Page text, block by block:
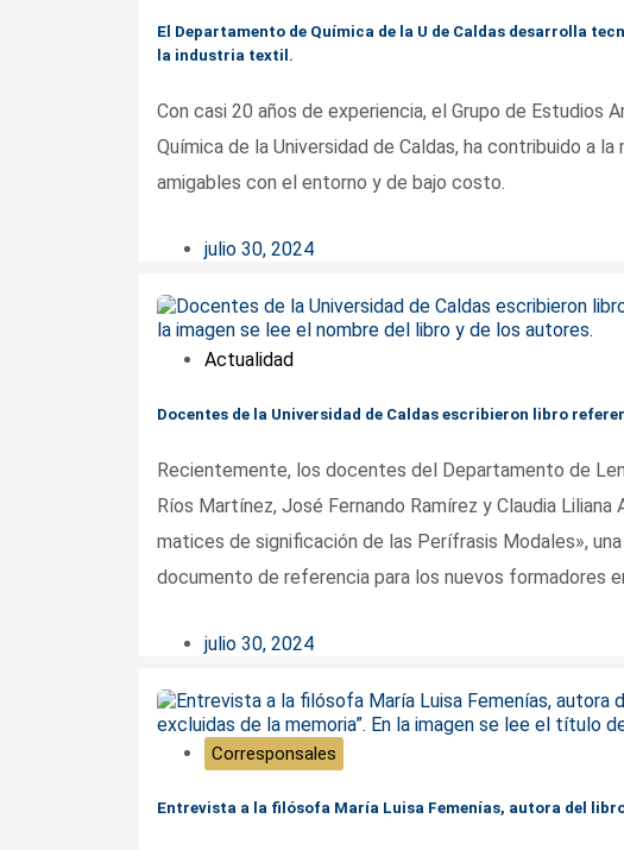
El Departamento de Química de la U de Caldas desarrolla
la industria textil.
Con casi 20 años de experiencia, el Grupo de Estudios
Química de la Universidad de Caldas, ha contribuido a
amigables con el entorno y de bajo costo.
julio 30, 2024
Actualidad
Docentes de la Universidad de Caldas escribieron libro
Recientemente, los docentes del Departamento de
Ríos Martínez, José Fernando Ramírez y Claudia
matices de significación de las Perífrasis Modales»,
documento de referencia para los nuevos formadores
julio 30, 2024
Corresponsales
Entrevista a la filósofa María Luisa Femenías, autora del